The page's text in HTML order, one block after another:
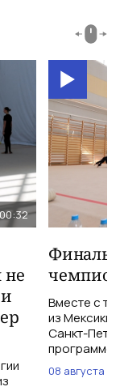
00:32
не
Вместе с
из Мексики
Санкт-
программе
08 августа